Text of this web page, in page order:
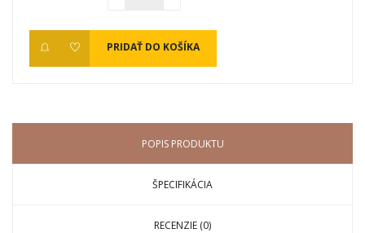
PRIDAŤ DO KOŠÍKA
POPIS PRODUKTU
ŠPECIFIKÁCIA
RECENZIE (0)